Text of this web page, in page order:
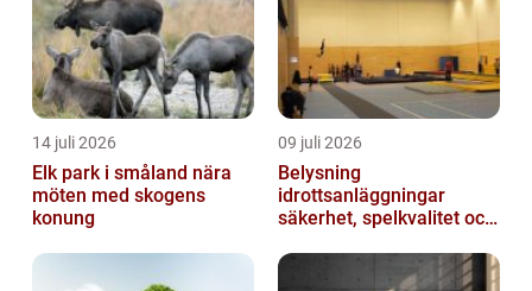
14 juli 2026
Elk park i småland nära
möten med skogens
konung
09 juli 2026
Belysning
idrottsanläggningar
säkerhet, spelkvalitet och